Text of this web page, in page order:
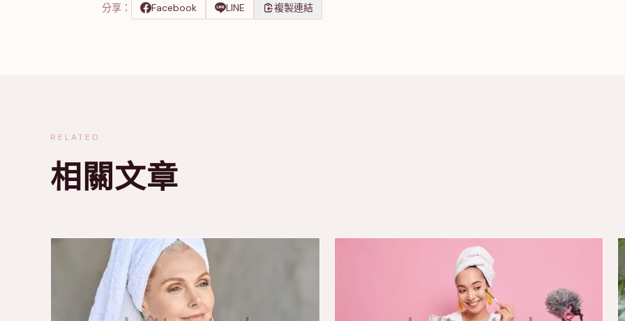
分享： Facebook LINE 複製連結
RELATED
相關文章